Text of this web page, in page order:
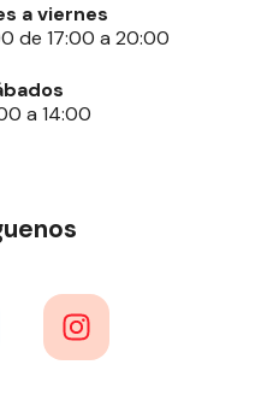
a viernes
de 17:00 a 20:00
a 14:00